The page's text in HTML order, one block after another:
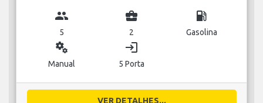
group
5
business_center
2
local_gas_station
Gasolina
miscellaneous_services
Manual
login
5 Porta
VER DETALHES...